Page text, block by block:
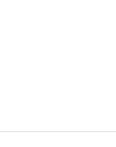
cor
cromática